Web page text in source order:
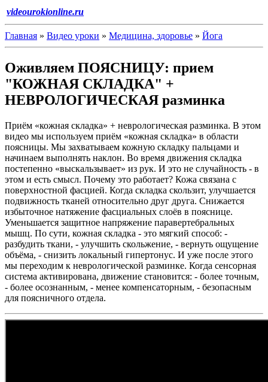
videourokionline.ru
Главная » Видео уроки » Медицина, здоровье » Йога
Оживляем ПОЯСНИЦУ: прием
"КОЖНАЯ СКЛАДКА" +
НЕВРОЛОГИЧЕСКАЯ разминка
Приём «кожная складка» + неврологическая разминка. В этом
видео мы используем приём «кожная складка» в области
поясницы. Мы захватываем кожную складку пальцами и
начинаем выполнять наклон. Во время движения складка
постепенно «выскальзывает» из рук. И это не случайность - в
этом и есть смысл. Почему это работает? Кожа связана с
поверхностной фасцией. Когда складка скользит, улучшается
подвижность тканей относительно друг друга. Снижается
избыточное натяжение фасциальных слоёв в пояснице.
Уменьшается защитное напряжение паравертебральных
мышц. По сути, кожная складка - это мягкий способ: -
разбудить ткани, - улучшить скольжение, - вернуть ощущение
объёма, - снизить локальный гипертонус. И уже после этого
мы переходим к неврологической разминке. Когда сенсорная
система активирована, движение становится: - более точным,
- более осознанным, - менее компенсаторным, - безопасным
для поясничного отдела.